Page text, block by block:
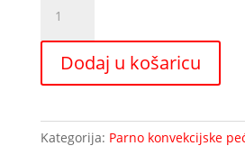
ŠTEDNJAK
EM94CEE
količina
Dodaj u košaricu
Kategorija: Parno konvekcijske